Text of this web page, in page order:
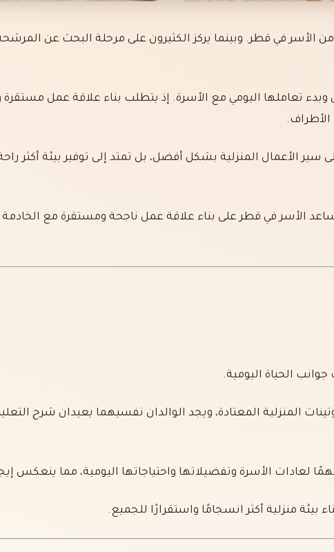
الأسر في قطر. وبينما يركز الكثيرون على مرحلة البحث عن
وبدء تعاملها اليومي مع الأسرة. إذ يتطلب بناء علاقة عمل
الأطراف.
سير الأعمال المنزلية بشكل أفضل، بل تمتد إلى توفير بيئة أكثر
الأسر في قطر على بناء علاقة عمل ناجحة ومستقرة مع الخادمة
الحياة اليومية.
المنزلية المعتادة، ويجد الوالدان نفسيهما يعيدان شرح
لعادات الأسرة وتفضيلاتها واحتياجاتها اليومية، مما ينعكس
بيئة منزلية أكثر انسجامًا واستقرارًا للجميع.